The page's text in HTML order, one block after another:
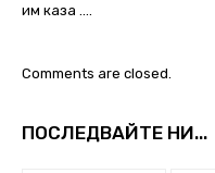
им каза ….
Comments are closed.
ПОСЛЕДВАЙТЕ НИ...